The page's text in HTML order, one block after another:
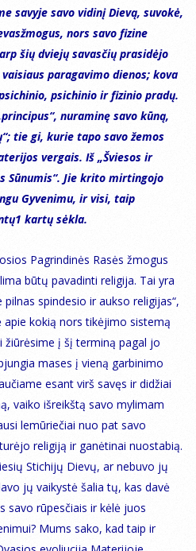
savyje savo vidinį Dievą, suvokė,
nors savo fizine
šių dviejų savasčių prasidėjo
paragavimo dienos; kova
psichinio ir fizinio pradų.
nuraminę savo kūną,
tie gi, kurie tapo savo žemos
vergais. Iš „Šviesos ir
Sūnumis“. Jie krito mirtingojo
Gyvenimu, ir visi, taip
kartų sėkla.
Pagrindinės Rasės žmogus
būtų pavadinti religija. Tai yra
spindesio ir aukso religijas“,
kokią nors tikėjimo sistemą
į šį terminą pagal jo
mases į vieną garbinimo
esant virš savęs ir didžiai
vaiko išreikštą savo mylimam
lemūriečiai nuo pat savo
religiją ir ganėtinai nuostabią.
Stichijų Dievų, ar nebuvo jų
jų vaikystė šalia tų, kas davė
savo rūpesčiais ir kėlė juos
Mums sako, kad taip ir